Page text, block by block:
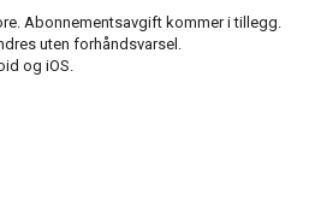
Abonnementsavgift kommer i tillegg.
uten forhåndsvarsel.
og iOS.